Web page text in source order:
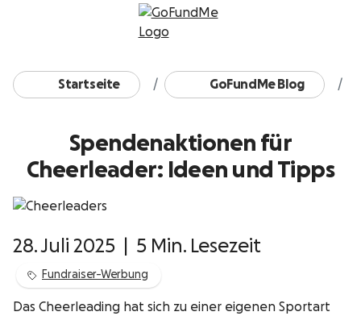
Zum Inhalt
Startseite GoFundMe Blog
Spendenaktionen für
Cheerleader: Ideen und Tipps
28. Juli 2025 5 Min. Lesezeit
Fundraiser-Werbung
Das Cheerleading hat sich zu einer eigenen Sportart